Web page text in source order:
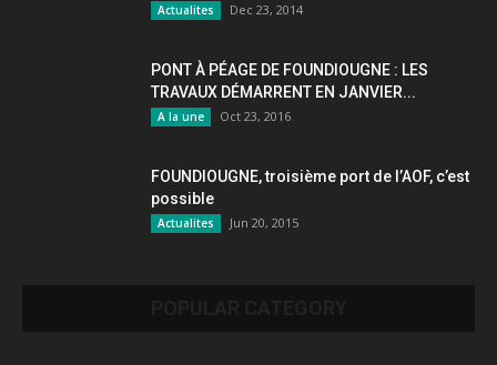
Actualites Dec 23, 2014
PONT À PÉAGE DE FOUNDIOUGNE : LES
TRAVAUX DÉMARRENT EN JANVIER...
A la une Oct 23, 2016
FOUNDIOUGNE, troisième port de l’AOF, c’est
possible
Actualites Jun 20, 2015